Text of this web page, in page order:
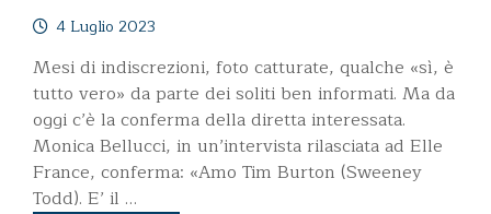
4 Luglio 2023
Mesi di indiscrezioni, foto catturate, qualche «sì, è
tutto vero» da parte dei soliti ben informati. Ma da
oggi c’è la conferma della diretta interessata.
Monica Bellucci, in un’intervista rilasciata ad Elle
France, conferma: «Amo Tim Burton (Sweeney
Todd). E’ il …